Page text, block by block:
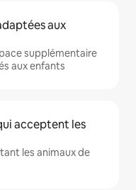
aux
supplémentaire
aux enfants
acceptent les
les animaux de